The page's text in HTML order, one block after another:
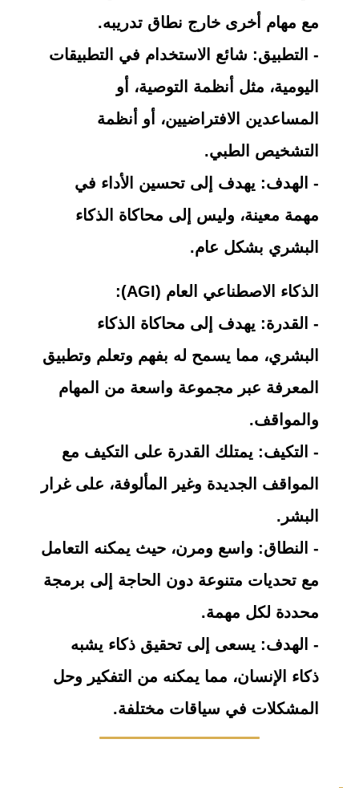
مع مهام أخرى خارج نطاق تدريبه.
- التطبيق: شائع الاستخدام في التطبيقات
اليومية، مثل أنظمة التوصية، أو
المساعدين الافتراضيين، أو أنظمة
التشخيص الطبي.
- الهدف: يهدف إلى تحسين الأداء في
مهمة معينة، وليس إلى محاكاة الذكاء
البشري بشكل عام.
الذكاء الاصطناعي العام (AGI):
- القدرة: يهدف إلى محاكاة الذكاء
البشري، مما يسمح له بفهم وتعلم وتطبيق
المعرفة عبر مجموعة واسعة من المهام
والمواقف.
- التكيف: يمتلك القدرة على التكيف مع
المواقف الجديدة وغير المألوفة، على غرار
البشر.
- النطاق: واسع ومرن، حيث يمكنه التعامل
مع تحديات متنوعة دون الحاجة إلى برمجة
محددة لكل مهمة.
- الهدف: يسعى إلى تحقيق ذكاء يشبه
ذكاء الإنسان، مما يمكنه من التفكير وحل
المشكلات في سياقات مختلفة.